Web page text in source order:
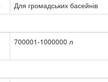
Для громадських басейнів
700001-1000000 л